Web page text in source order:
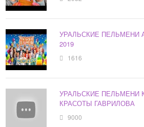
УРАЛЬСКИЕ ПЕЛЬМЕНИ
2019
1616
УРАЛЬСКИЕ ПЕЛЬМЕНИ
КРАСОТЫ ГАВРИЛОВА
9000